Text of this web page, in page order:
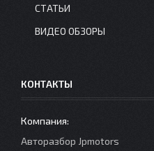
СТАТЬИ
ВИДЕО ОБЗОРЫ
КОНТАКТЫ
Авторазбор Jpmotors